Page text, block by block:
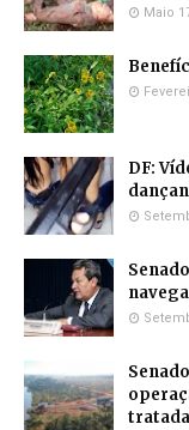
Maio
DF:
tratada